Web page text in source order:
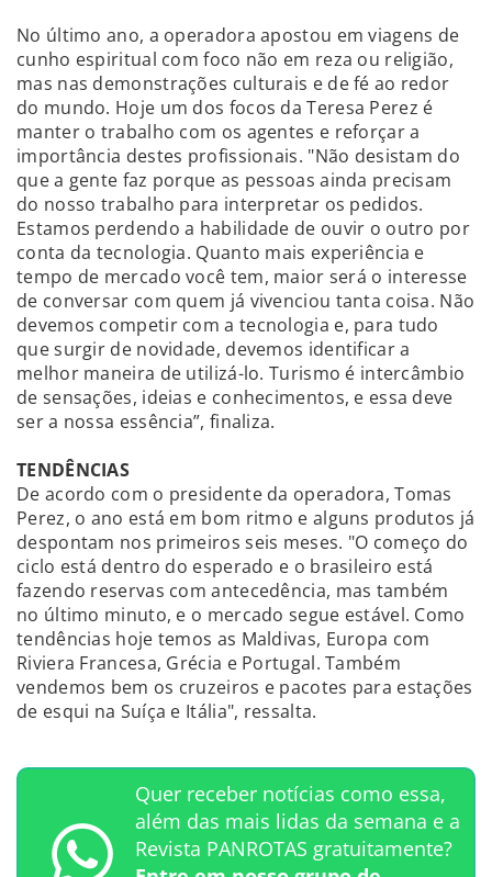
No último ano, a operadora apostou em viagens de
cunho espiritual com foco não em reza ou religião,
mas nas demonstrações culturais e de fé ao redor
do mundo. Hoje um dos focos da Teresa Perez é
manter o trabalho com os agentes e reforçar a
importância destes profissionais. "Não desistam do
que a gente faz porque as pessoas ainda precisam
do nosso trabalho para interpretar os pedidos.
Estamos perdendo a habilidade de ouvir o outro por
conta da tecnologia. Quanto mais experiência e
tempo de mercado você tem, maior será o interesse
de conversar com quem já vivenciou tanta coisa. Não
devemos competir com a tecnologia e, para tudo
que surgir de novidade, devemos identificar a
melhor maneira de utilizá-lo. Turismo é intercâmbio
de sensações, ideias e conhecimentos, e essa deve
ser a nossa essência”, finaliza.
TENDÊNCIAS
De acordo com o presidente da operadora, Tomas
Perez, o ano está em bom ritmo e alguns produtos já
despontam nos primeiros seis meses. "O começo do
ciclo está dentro do esperado e o brasileiro está
fazendo reservas com antecedência, mas também
no último minuto, e o mercado segue estável. Como
tendências hoje temos as Maldivas, Europa com
Riviera Francesa, Grécia e Portugal. Também
vendemos bem os cruzeiros e pacotes para estações
de esqui na Suíça e Itália", ressalta.
Quer receber notícias como essa,
além das mais lidas da semana e a
Revista PANROTAS gratuitamente?